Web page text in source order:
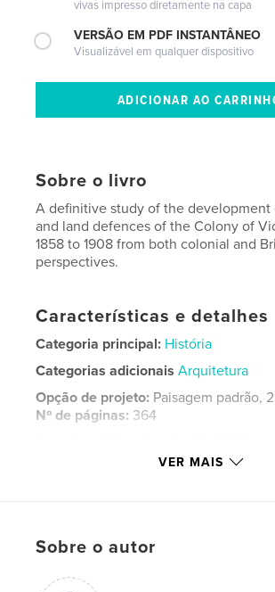
vivas impresso diretamente na capa
VERSÃO EM PDF INSTANTÂNEO
Visualizável em qualquer dispositivo
Sobre o livro
A definitive study of the development
and land defences of the Colony of
1858 to 1908 from both colonial and
perspectives.
Características e detalhes
Categoria principal: História
Categorias adicionais Arquitetura
Opção de projeto: Paisagem padrão,
Nº de páginas: 364
VER MAIS
Sobre o autor